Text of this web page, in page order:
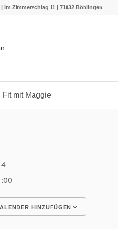
Im Zimmerschlag 11 | 71032 Böblingen
Fit mit Maggie
HINZUFÜGEN